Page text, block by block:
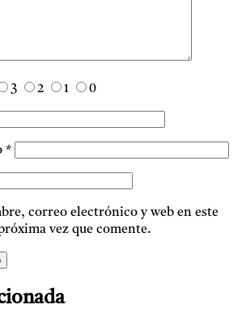
3 2 1 0
*
correo electrónico y web en este
vez que comente.